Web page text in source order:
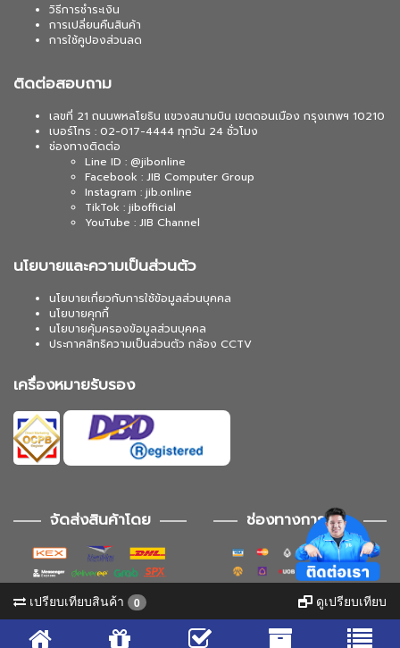
วิธีการชำระเงิน
การเปลี่ยนคืนสินค้า
การใช้คูปองส่วนลด
ติดต่อสอบถาม
เลขที่ 21 ถนนพหลโยธิน แขวงสนามบิน เขตดอนเมือง กรุงเทพฯ 10210
เบอร์โทร : 02-017-4444 ทุกวัน 24 ชั่วโมง
ช่องทางติดต่อ
Line ID : @jibonline
Facebook : JIB Computer Group
Instagram : jib.online
TikTok : jibofficial
YouTube : JIB Channel
นโยบายและความเป็นส่วนตัว
นโยบายเกี่ยวกับการใช้ข้อมูลส่วนบุคคล
นโยบายคุกกี้
นโยบายคุ้มครองข้อมูลส่วนบุคคล
ประกาศสิทธิความเป็นส่วนตัว กล้อง CCTV
เครื่องหมายรับรอง
จัดส่งสินค้าโดย ช่องทางการชำระ
ช่องทางการติดตาม
เปรียบเทียบสินค้า 0 ดูเปรียบเทียบ